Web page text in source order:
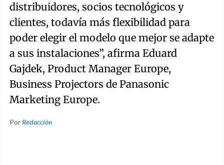
distribuidores, socios tecnológicos y
clientes, todavía más flexibilidad para
poder elegir el modelo que mejor se adapte
a sus instalaciones”, afirma Eduard
Gajdek, Product Manager Europe,
Business Projectors de Panasonic
Marketing Europe.
PorRedacción